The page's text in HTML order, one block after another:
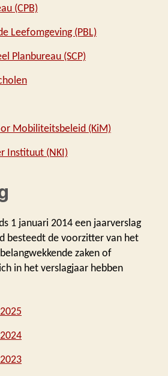
(CPB)
Leefomgeving (PBL)
Planbureau (SCP)
Mobiliteitsbeleid (KiM)
Instituut (NKI)
1 januari 2014 een jaarverslag
besteedt de voorzitter van het
zaken of
in het verslagjaar hebben